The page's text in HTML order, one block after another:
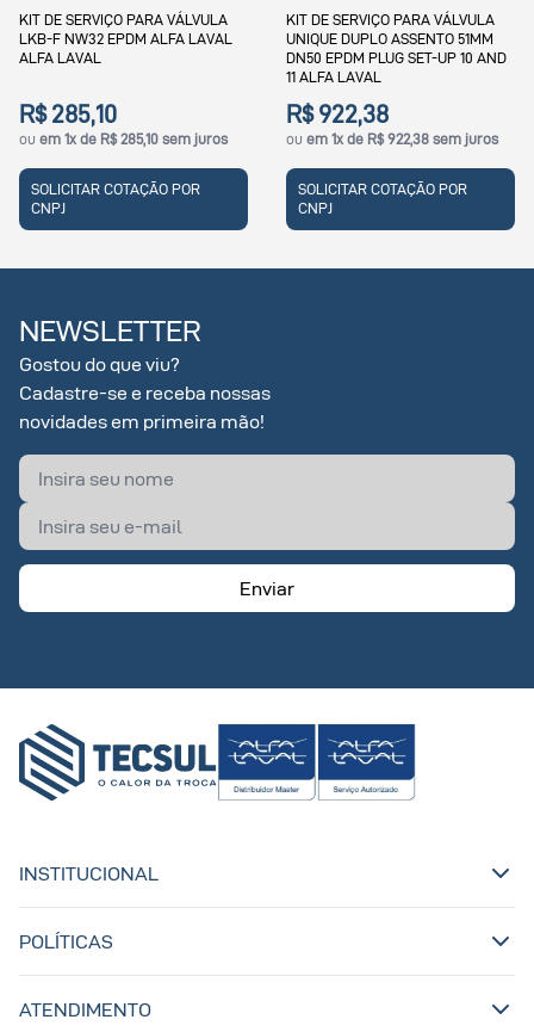
KIT DE SERVIÇO PARA VÁLVULA
UNIQUE DUPLO ASSENTO 51MM
DN50 EPDM PLUG SET-UP 10 AND
R$ 922,38
ou em 1x de R$ 922,38 sem juros
SOLICITAR COTAÇÃO POR
KIT DE SERVIÇO PARA VÁLVULA
UNIQUE DUPLO ASSENTO
63,5MM A 76,1MM DN65 DN80
DUPLA VEDAÇÃO E 218/328/
EPDM ALFA LAVAL
R$ 1.431,98
ou em 1x de R$ 1.431,98 sem
SOLICITAR COTAÇÃO POR
NEWSLETTER
Gostou do que viu?
Cadastre-se e receba nossas
novidades em primeira mão!
Enviar
INSTITUCIONAL
POLÍTICAS
ATENDIMENTO